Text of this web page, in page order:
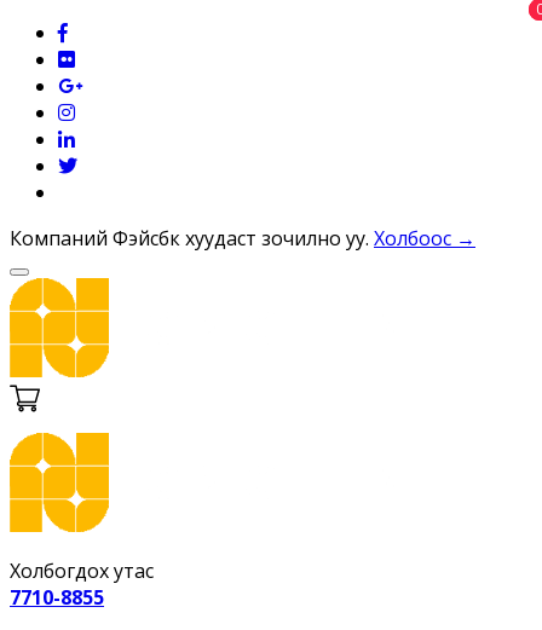
Компаний Фэйсбүүк хуудаст зочилно уу. Холбоос →
Холбогдох утас
7710-8855